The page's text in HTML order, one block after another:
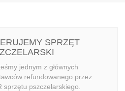
SPRZĘT
jednym z głównych
refundowanego przez
sprzętu pszczelarskiego.